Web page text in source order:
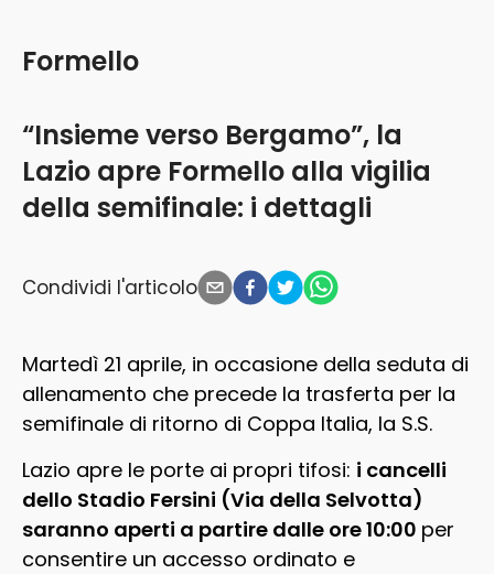
“Insieme verso Bergamo”, la
Lazio apre Formello alla vigilia
della semifinale: i dettagli
Formello
Condividi l'articolo
Martedì 21 aprile, in occasione della seduta di
allenamento che precede la trasferta per la
semifinale di ritorno di Coppa Italia, la S.S.
Lazio apre le porte ai propri tifosi: i cancelli
dello Stadio Fersini (Via della Selvotta)
saranno aperti a partire dalle ore 10:00 per
consentire un accesso ordinato e